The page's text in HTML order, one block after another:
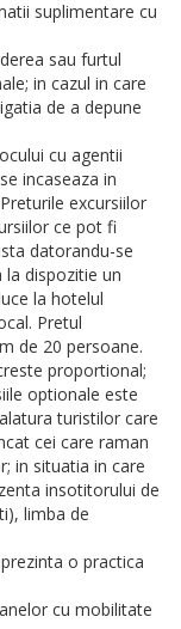
suplimentare cu
sau furtul
in cazul in care
de a depune
cu agentii
incaseaza in
excursiilor
ce pot fi
datorandu-se
dispozitie un
la hotelul
Pretul
de 20 persoane.
proportional;
optionale este
turistilor care
cei care raman
in situatia in care
insotitorului de
limba de
o practica
cu mobilitate